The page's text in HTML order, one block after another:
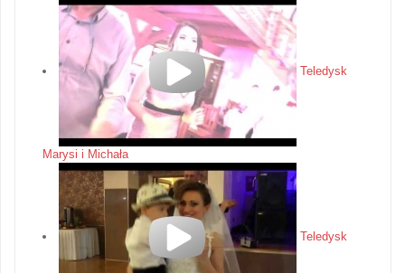
Teledysk
Marysi i Michała
Teledysk